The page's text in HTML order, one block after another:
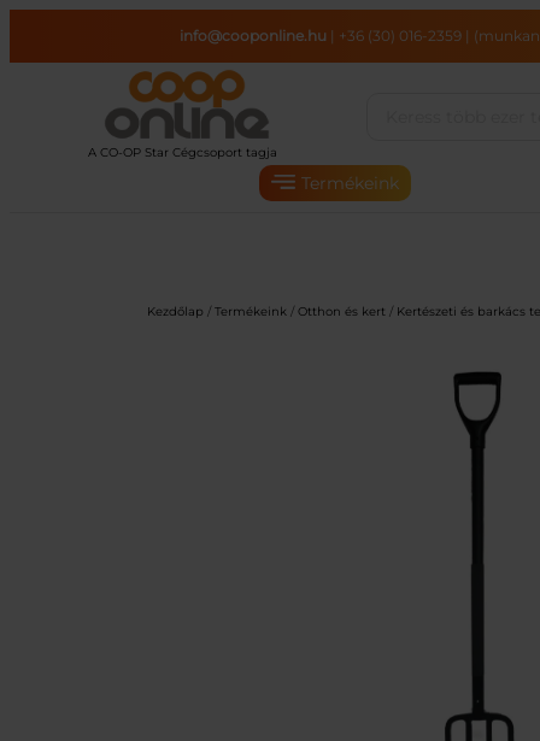
tartalomhoz
info@cooponline.hu | +36 (30) 016-2359|
Termékeink
Kezdőlap / Termékeink / Otthon és kert / Kertészeti és barkács